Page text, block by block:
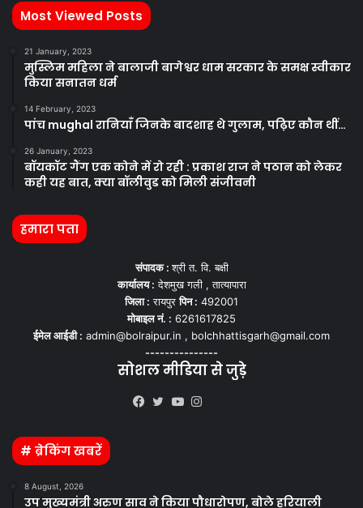
Most Viewed Posts
21 January, 2023
मुस्लिम महिला ने बालाजी बागेश्वर धाम सरकार के समक्ष स्वीकार
किया सनातन धर्म
14 February, 2023
पांच mughal रानियाँ जिनके बादशाह थे गुलाम, पढ़िए कौन थीं…
26 January, 2023
बॉयकॉट गैंग एक कोने में रो रही : प्रकाश राज ने पठान को लेकर
कही यह बात, क्या बॉलीवुड को मिली संजीवनी
हमारा पता
संपादक :श्री त. वि. बक्षी
कार्यालय : देशमुख गली , तात्यापारा
जिला : रायपुरपिन : 492001
मोबाइल नं. : 6261617825
ईमेल आईडी : admin@bolraipur.in , bolchhattisgarh@gmail.com
---------------
सोशल मीडिया से जुड़े
# ब्रेकिंग खबरें
8 August, 2026
उप मुख्यमंत्री अरुण साव ने किया पौधारोपण, बोले हरियाली